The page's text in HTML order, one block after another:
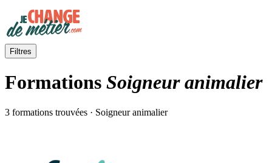
Filtres
Formations Soigneur animalier
3 formations trouvées · Soigneur animalier